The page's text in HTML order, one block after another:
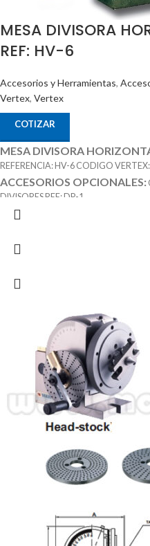
MESA DIVISORA
REF: HV-6
Accesorios y Herramientas,
Vertex, Vertex
COTIZAR
MESA DIVISORA
REFERENCIA: HV-6 CODIGO
ACCESORIOS OPCIONALES:
DIVISORES REF: DP-1